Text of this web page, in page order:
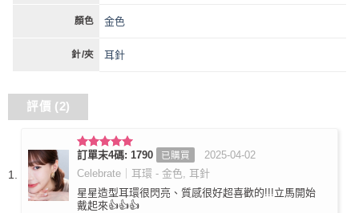
顏色 金色
針/夾 耳針
評價 (2)
評分5滿
分 5
訂單末4碼: 1790 已購買
2025-04-02
Celebrate｜耳環 - 金色, 耳針
星星造型耳環很閃亮、質感很好超喜歡的!!!立馬開始
戴起來👍👍👍